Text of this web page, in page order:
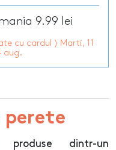
9.99 lei
cu cardul ) Marti, 11
aug.
perete
dintr-un